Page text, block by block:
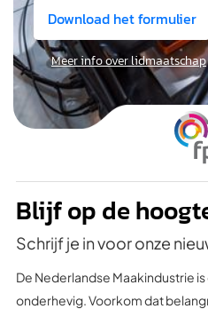
Download het formulier
Meer info over lidmaatschap
Blijf op de
Schrijf je in voor onze
De Nederlandse Maakindustrie
onderhevig. Voorkom dat